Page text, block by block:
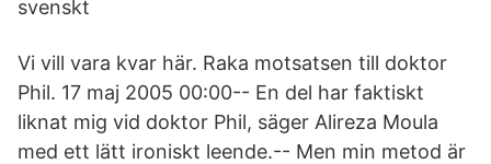
svenskt
Vi vill vara kvar här. Raka motsatsen till doktor
Phil. 17 maj 2005 00:00-- En del har faktiskt
liknat mig vid doktor Phil, säger Alireza Moula
med ett lätt ironiskt leende.-- Men min metod är